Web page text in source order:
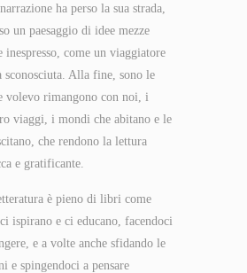
ha perso la sua strada,
un paesaggio di idee mezze
inespresso, come un viaggiatore
sconosciuta. Alla fine, sono le
volevo rimangono con noi, i
viaggi, i mondi che abitano e le
che rendono la lettura
e gratificante.
è pieno di libri come
ispirano e ci educano, facendoci
e a volte anche sfidando le
e spingendoci a pensare